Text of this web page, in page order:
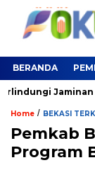
BERANDA
Jaminan
Home / BEKASI
Pemkab
Program